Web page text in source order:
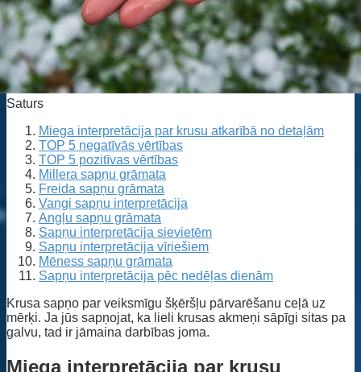
Saturs
Miega interpretācija par krusu atkarībā no detaļām
TOP 5 negatīvās vērtības
TOP 5 pozitīvas vērtības
Millera sapņu grāmata
Freida sapņu grāmata
Vangi sapņu interpretācija
Angļu sapņu grāmata
Sapņu interpretācija sievietēm
Sapņu interpretācija vīriešiem
Mēness sapņu grāmata
Sapņu interpretācija pēc nedēļas dienām
Krusa sapņo par veiksmīgu šķēršļu pārvarēšanu ceļā uz
mērķi. Ja jūs sapņojat, ka lieli krusas akmeņi sāpīgi sitas pa
galvu, tad ir jāmaina darbības joma.
Miega interpretācija par krusu